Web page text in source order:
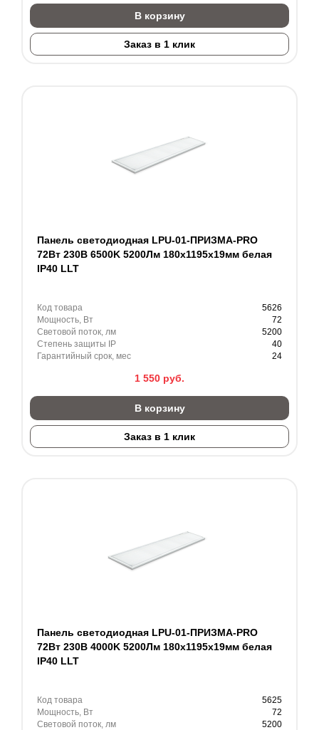
В корзину
Заказ в 1 клик
Панель светодиодная LPU-01-ПРИЗМА-PRO
72Вт 230В 6500K 5200Лм 180х1195х19мм белая
IP40 LLT
Код товара
5626
Мощность, Вт
72
Световой поток, лм
5200
Степень защиты IP
40
Гарантийный срок, мес
24
1 550 руб.
В корзину
Заказ в 1 клик
Панель светодиодная LPU-01-ПРИЗМА-PRO
72Вт 230В 4000K 5200Лм 180х1195х19мм белая
IP40 LLT
Код товара
5625
Мощность, Вт
72
Световой поток, лм
5200